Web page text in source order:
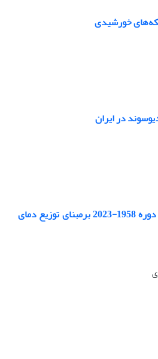
خورشیدی
در ایران
بررسی شکست موج راسبی در مسیرهای توفان نیمکره شمالی در دوره 1958-2023 برمبنای توزیع دمای